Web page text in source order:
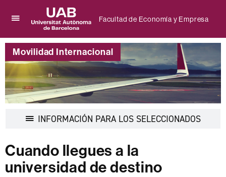
aquí
para
desplegar
el
menú
de
Facultad
de
Economía
Universitat
Autònoma
de
Barcelona
Facultad de Economía y Empresa
Movilidad Internacional
INFORMACIÓN PARA LOS SELECCIONADOS
Cuando llegues a la
universidad de destino